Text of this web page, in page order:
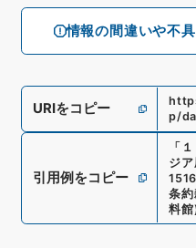
情報の間違いや不
URIをコピー
p/
引用例をコピー
「
ジ
条約
料館